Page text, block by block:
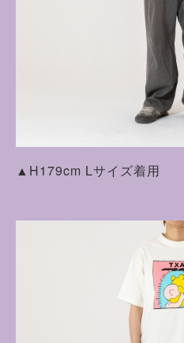
▲H179cm Lサイズ着用